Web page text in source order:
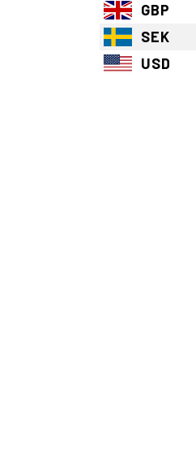
GBP
SEK
USD